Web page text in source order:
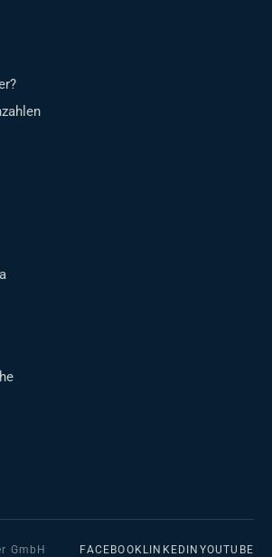
GmbH FACEBOOK LINKEDIN YOUTUBE